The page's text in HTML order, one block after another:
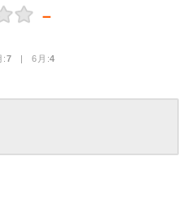
－
:7 | 6月:4